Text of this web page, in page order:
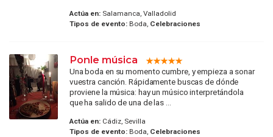
Actúa en:Salamanca, Valladolid
Tipos de evento:Boda, Celebraciones
Ponle música
Una boda en su momento cumbre, y empieza a sonar
vuestra canción. Rápidamente buscas de dónde
proviene la música: hay un músico interpretándola
que ha salido de una de las ...
Actúa en:Cádiz, Sevilla
Tipos de evento:Boda, Celebraciones